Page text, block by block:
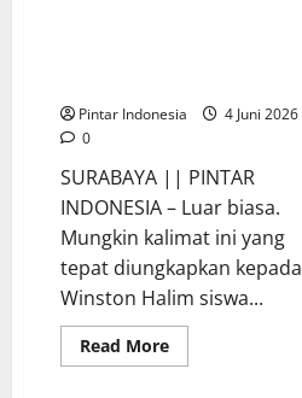
Pintar Indonesia
4 Juni 2026
0
SURABAYA || PINTAR
INDONESIA – Luar biasa.
Mungkin kalimat ini yang
tepat diungkapkan kepada
Winston Halim siswa...
Read MoreRead
more